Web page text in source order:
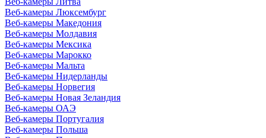
Веб-камеры Люксембург
Веб-камеры Македония
Веб-камеры Молдавия
Веб-камеры Мексика
Веб-камеры Марокко
Веб-камеры Мальта
Веб-камеры Нидерланды
Веб-камеры Норвегия
Веб-камеры Новая Зеландия
Веб-камеры ОАЭ
Веб-камеры Португалия
Веб-камеры Польша